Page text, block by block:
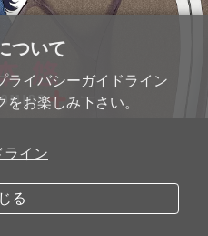
ついて
ライバシーガイドライン
お楽しみ下さい。
ライン
る